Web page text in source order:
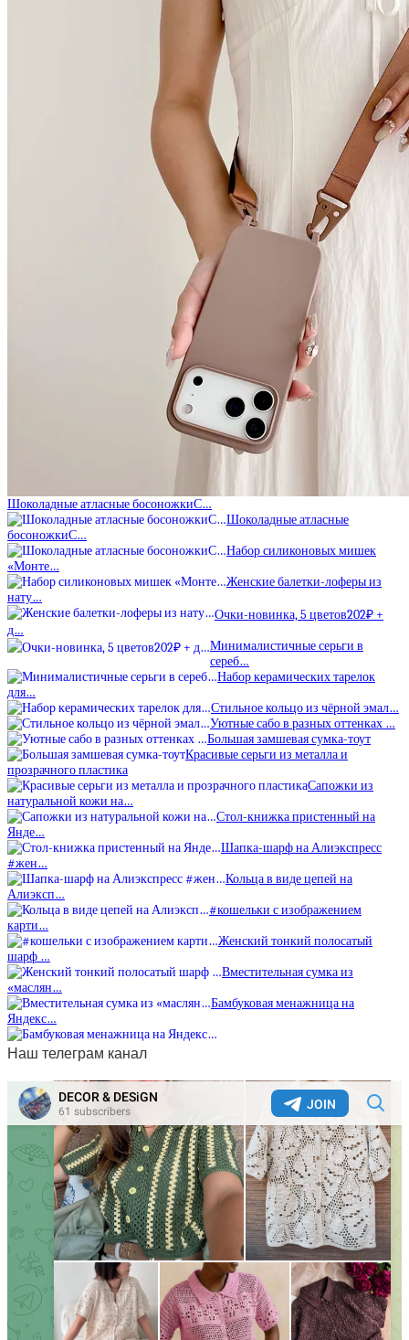
Шоколадные атласные босоножкиС…
Шоколадные атласные
босоножкиС…
Набор силиконовых мишек
«Монте…
Женские балетки-лоферы из
нату…
Очки-новинка, 5 цветов202₽ +
д…
Минималистичные серьги в
сереб…
Набор керамических тарелок
для…
Стильное кольцо из чёрной эмал…
Уютные сабо в разных оттенках …
Большая замшевая сумка-тоут
Красивые серьги из металла и
прозрачного пластика
Сапожки из
натуральной кожи на…
Стол-книжка пристенный на
Янде…
Шапка-шарф на Алиэкспресс
#жен…
Кольца в виде цепей на
Алиэксп…
#кошельки с изображением
карти…
Женский тонкий полосатый
шарф …
Вместительная сумка из
«маслян…
Бамбуковая менажница на
Яндекс…
Наш телеграм канал